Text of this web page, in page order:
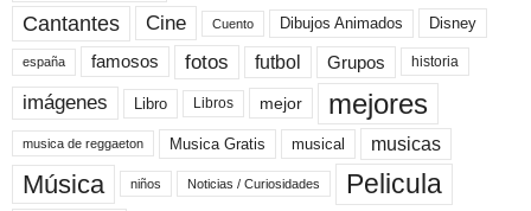
Cantantes Cine Cuento Dibujos Animados Disney
españa famosos fotos futbol Grupos historia
imágenes Libro Libros mejor mejores
musica de reggaeton Musica Gratis musical musicas
Música niños Noticias / Curiosidades Pelicula